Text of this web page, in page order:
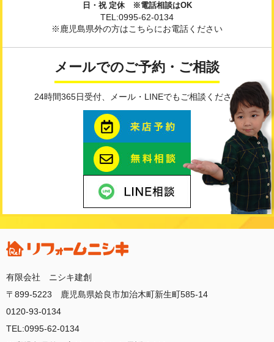
日・祝 定休 ※電話相談はOK
TEL:0995-62-0134
※鹿児島県外の方はこちらにお電話ください
メールでのご予約・ご相談
24時間365日受付、メール・LINEでもご相談ください
有限会社 ニシキ建創
〒899-5223 鹿児島県姶良市加治木町新生町585-14
0120-93-0134
TEL:0995-62-0134